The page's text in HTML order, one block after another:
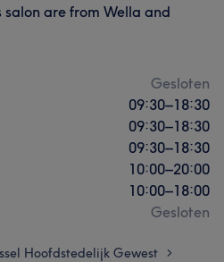
are from Wella and
Gesloten
09:30–18:30
09:30–18:30
09:30–18:30
10:00–20:00
10:00–18:00
Gesloten
Hoofdstedelijk Gewest >